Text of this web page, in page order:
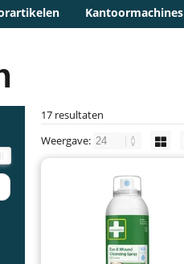
Kantoormachines
17 resultaten
Weergave: